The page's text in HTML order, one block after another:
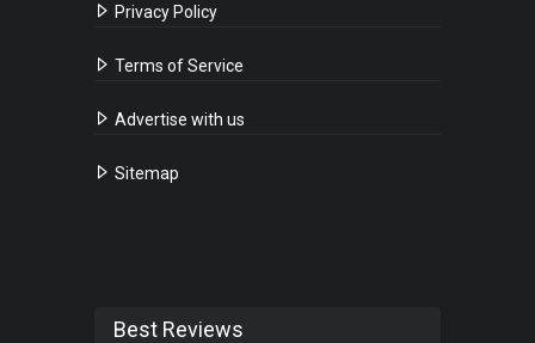
Privacy Policy
Terms of Service
Advertise with us
Sitemap
Best Reviews